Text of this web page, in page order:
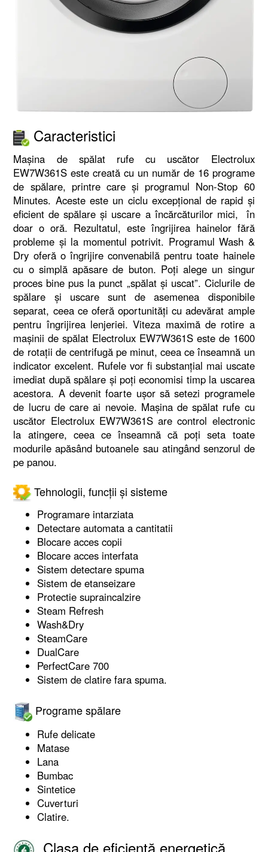
Caracteristici
Maşina de spălat rufe cu uscător Electrolux
EW7W361S este creată cu un număr de 16 programe
de spălare, printre care şi programul Non-Stop 60
Minutes. Aceste este un ciclu excepţional de rapid şi
eficient de spălare şi uscare a încărcăturilor mici, în
doar o oră. Rezultatul, este îngrijirea hainelor fără
probleme şi la momentul potrivit. Programul Wash &
Dry oferă o îngrijire convenabilă pentru toate hainele
cu o simplă apăsare de buton. Poţi alege un singur
proces bine pus la punct „spălat şi uscat”. Ciclurile de
spălare şi uscare sunt de asemenea disponibile
separat, ceea ce oferă oportunităţi cu adevărat ample
pentru îngrijirea lenjeriei. Viteza maximă de rotire a
maşinii de spălat Electrolux EW7W361S este de 1600
de rotaţii de centrifugă pe minut, ceea ce înseamnă un
indicator excelent. Rufele vor fi substanţial mai uscate
imediat după spălare şi poţi economisi timp la uscarea
acestora. A devenit foarte uşor să setezi programele
de lucru de care ai nevoie. Maşina de spălat rufe cu
uscător Electrolux EW7W361S are control electronic
la atingere, ceea ce înseamnă că poţi seta toate
modurile apăsând butoanele sau atingând senzorul de
pe panou.
Tehnologii, funcții și sisteme
Programare intarziata
Detectare automata a cantitatii
Blocare acces copii
Blocare acces interfata
Sistem detectare spuma
Sistem de etanseizare
Protectie supraincalzire
Steam Refresh
Wash&Dry
SteamCare
DualCare
PerfectCare 700
Sistem de clatire fara spuma.
Programe spălare
Rufe delicate
Matase
Lana
Bumbac
Sintetice
Cuverturi
Clatire.
Clasa de eficiență energetică